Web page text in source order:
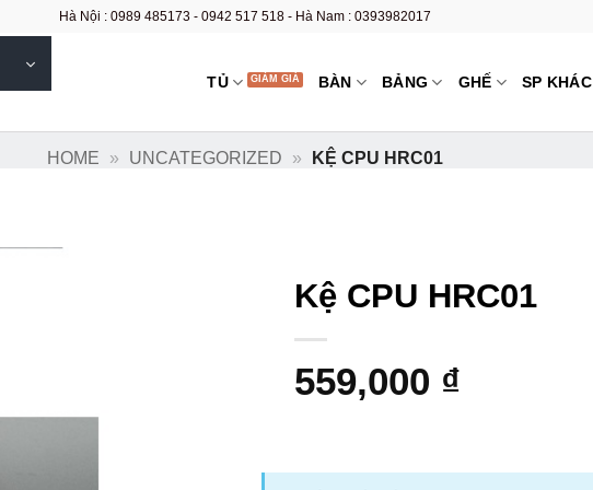
Hà Nội : 0989 485173 - 0942 517 518 - Hà Nam : 0393982017
TỦ BÀN BẢNG GHẾ SP KHÁC
HOME » UNCATEGORIZED » KỆ CPU HRC01
Kệ CPU HRC01
559,000 ₫